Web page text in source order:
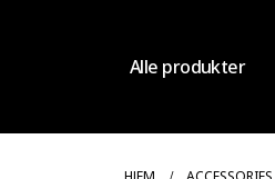
Alle produkter